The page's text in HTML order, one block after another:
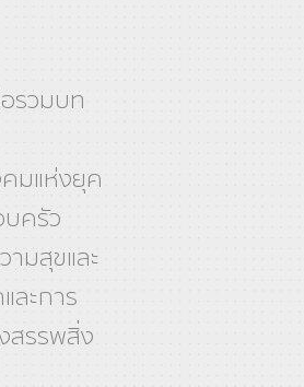
อรวมบท
มแห่งยุค
ครัว
ามสุขและ
ละการ
สรรพสิ่ง